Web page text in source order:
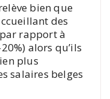
bien que
des
rapport à
alors qu’ils
plus
salaires belges